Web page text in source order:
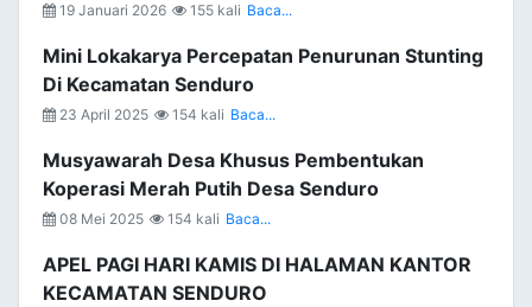
19 Januari 2026 155 kali Baca...
Mini Lokakarya Percepatan Penurunan Stunting
Di Kecamatan Senduro
23 April 2025 154 kali Baca...
Musyawarah Desa Khusus Pembentukan
Koperasi Merah Putih Desa Senduro
08 Mei 2025 154 kali Baca...
APEL PAGI HARI KAMIS DI HALAMAN KANTOR
KECAMATAN SENDURO